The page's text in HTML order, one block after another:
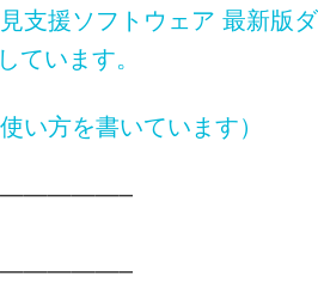
支援ソフトウェア 最新版
ています。
い方を書いています）